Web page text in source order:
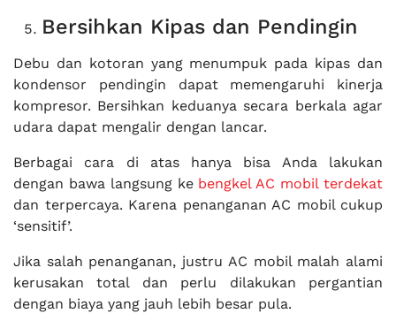
Bersihkan Kipas dan Pendingin
Debu dan kotoran yang menumpuk pada kipas dan
kondensor pendingin dapat memengaruhi kinerja
kompresor. Bersihkan keduanya secara berkala agar
udara dapat mengalir dengan lancar.
Berbagai cara di atas hanya bisa Anda lakukan
dengan bawa langsung ke bengkel AC mobil terdekat
dan terpercaya. Karena penanganan AC mobil cukup
‘sensitif’.
Jika salah penanganan, justru AC mobil malah alami
kerusakan total dan perlu dilakukan pergantian
dengan biaya yang jauh lebih besar pula.